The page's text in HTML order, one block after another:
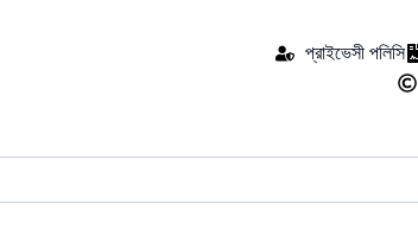
প্রাইভেসী পলিসি